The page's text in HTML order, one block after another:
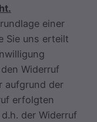
einer
Sie uns erteilt
Widerruf
aufgrund der
erfolgten
der Widerruf